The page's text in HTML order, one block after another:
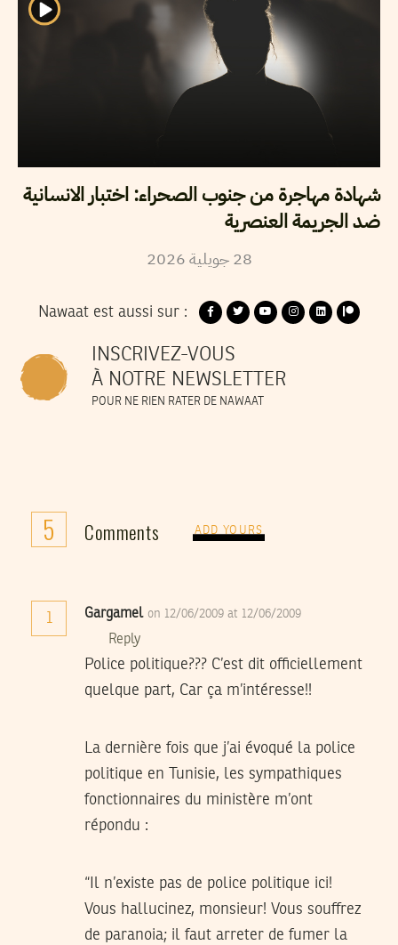
شهادة مهاجرة من جنوب الصحراء: اختبار الانسانية
ضد الجريمة العنصرية
28 جويلية2026
Nawaat est aussi sur :
INSCRIVEZ-VOUS
À NOTRE NEWSLETTER
POUR NE RIEN RATER DE NAWAAT
5 Comments ADD YOURS
1 Gargamel on 12/06/2009 at 12/06/2009
Reply
Police politique??? C’est dit officiellement
quelque part, Car ça m’intéresse!!
La dernière fois que j’ai évoqué la police
politique en Tunisie, les sympathiques
fonctionnaires du ministère m’ont
répondu :
“Il n’existe pas de police politique ici!
Vous hallucinez, monsieur! Vous souffrez
de paranoia; il faut arreter de fumer la